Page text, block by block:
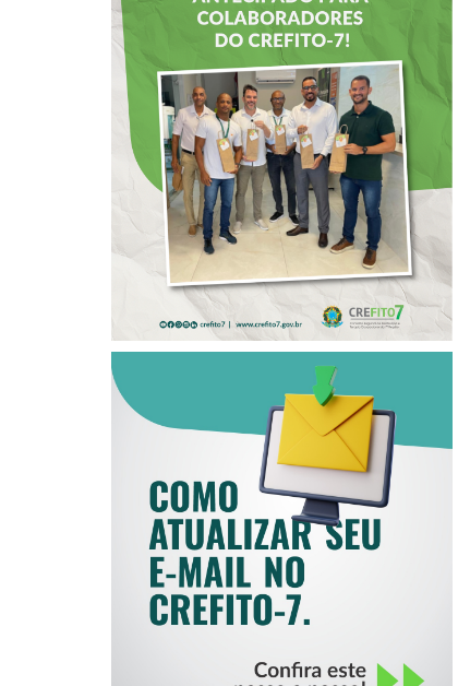
DIA DOS PAIS É
ANTECIPADO
PARA
COLABORADORES
DO CREFITO-7
COMO ATUALIZAR
SEU E-MAIL NO
CREFITO-7